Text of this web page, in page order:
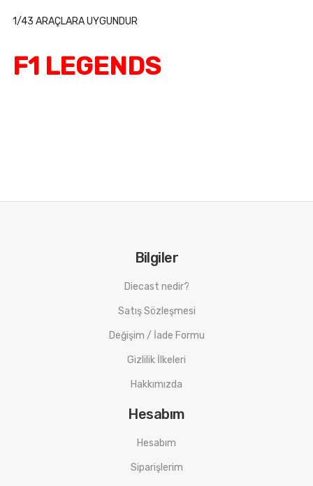
1/43 ARAÇLARA UYGUNDUR
F1 LEGENDS
Bilgiler
Diecast nedir?
Satış Sözleşmesi
Değişim / İade Formu
Gizlilik İlkeleri
Hakkımızda
Hesabım
Hesabım
Siparişlerim